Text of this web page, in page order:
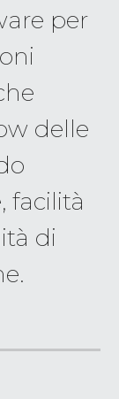
per
delle
facilità
di